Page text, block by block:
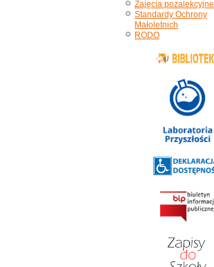
Zajęcia pozalekcyjne
Standardy Ochrony
Małoletnich
RODO